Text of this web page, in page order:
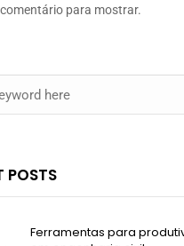
para mostrar.
POSTS
Ferramentas para